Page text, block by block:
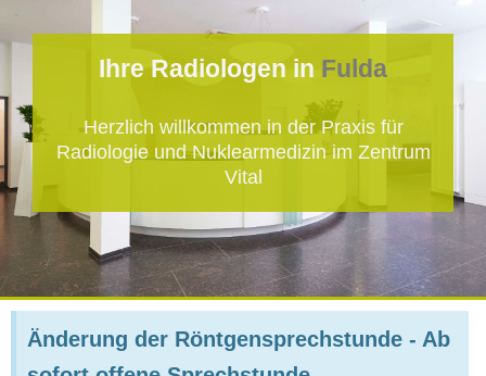
Ihre Radiologen in Fulda
Herzlich willkommen in der Praxis für
Radiologie und Nuklearmedizin im Zentrum
Vital
Änderung der Röntgensprechstunde - Ab